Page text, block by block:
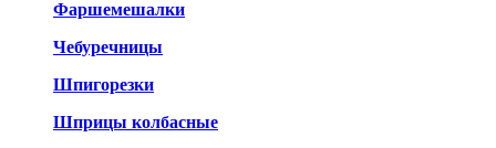
Фаршемешалки
Чебуречницы
Шпигорезки
Шприцы колбасные